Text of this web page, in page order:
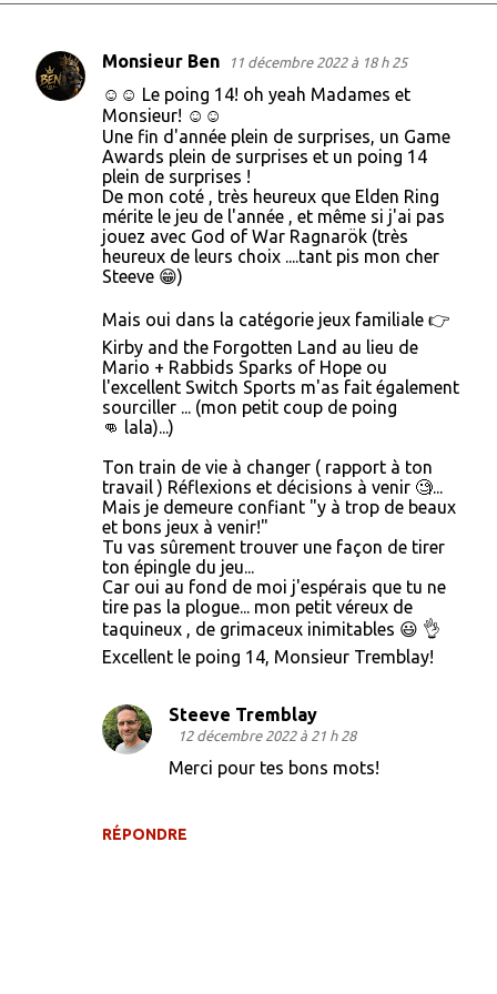
C
Monsieur Ben 11 décembre 2022 à 18 h 25
☺︎☺︎ Le poing 14! oh yeah Madames et
Monsieur! ☺︎☺︎
Une fin d'année plein de surprises, un Game
Awards plein de surprises et un poing 14
plein de surprises !
De mon coté , très heureux que Elden Ring
mérite le jeu de l'année , et même si j'ai pas
jouez avec God of War Ragnarök (très
heureux de leurs choix ....tant pis mon cher
Steeve 😁)
Mais oui dans la catégorie jeux familiale 👉
Kirby and the Forgotten Land au lieu de
Mario + Rabbids Sparks of Hope ou
l'excellent Switch Sports m'as fait également
sourciller ... (mon petit coup de poing
👊 lala)...)
Ton train de vie à changer ( rapport à ton
travail ) Réflexions et décisions à venir 🧐...
Mais je demeure confiant "y à trop de beaux
et bons jeux à venir!"
Tu vas sûrement trouver une façon de tirer
ton épingle du jeu...
Car oui au fond de moi j'espérais que tu ne
tire pas la plogue... mon petit véreux de
taquineux , de grimaceux inimitables 😃 👌
Excellent le poing 14, Monsieur Tremblay!
RÉPONDRE
Steeve Tremblay
12 décembre 2022 à 21 h 28
Merci pour tes bons mots!